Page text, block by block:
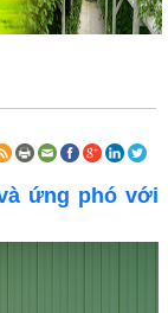
ứng phó với